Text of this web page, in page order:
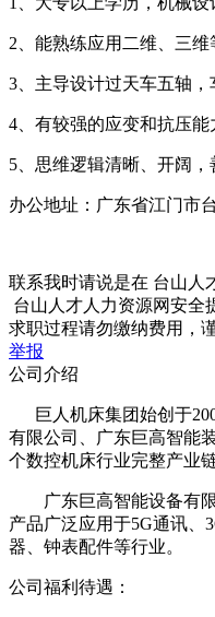
2、能熟练应用二维、三维
3、主导设计过天车五轴
4、有较强的应变和抗压能
5、思维逻辑清晰、开阔
办公地址：广东省江门市
联系我时请说是在 台山人
台山人才人力资源网安全
求职过程请勿缴纳费用，
举报
公司介绍
巨人机床集团始创于
有限公司、广东巨高智能
个数控机床行业完整产业
广东巨高智能设备有限
产品广泛应用于5G通讯、
器、钟表配件等行业。
公司福利待遇：